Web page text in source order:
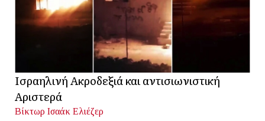
Ισραηλινή Ακροδεξιά και αντισιωνιστική
Αριστερά
Βίκτωρ Ισαάκ Ελιέζερ